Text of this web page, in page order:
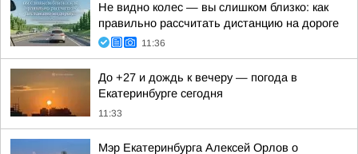
Не видно колес — вы слишком близко: как
правильно рассчитать дистанцию на дороге
11:36
До +27 и дождь к вечеру — погода в
Екатеринбурге сегодня
11:33
Мэр Екатеринбурга Алексей Орлов о